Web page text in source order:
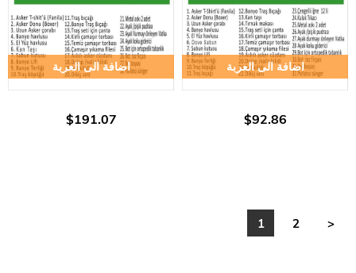
اضافة الى العربة
$191.07
اضافة الى العربة
$92.86
1 2 >